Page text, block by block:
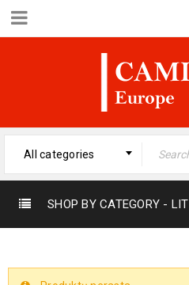
All categories
SHOP BY CATEGORY - LIT